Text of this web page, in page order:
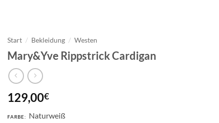
Start / Bekleidung / Westen
Mary&Yve Rippstrick Cardigan
129,00€
FARBE: Naturweiß